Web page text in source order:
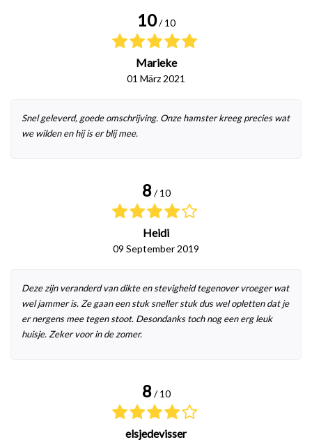
10 / 10
Marieke
01 März 2021
Snel geleverd, goede omschrijving. Onze hamster kreeg precies wat
we wilden en hij is er blij mee.
8 / 10
Heidi
09 September 2019
Deze zijn veranderd van dikte en stevigheid tegenover vroeger wat
wel jammer is. Ze gaan een stuk sneller stuk dus wel opletten dat je
er nergens mee tegen stoot. Desondanks toch nog een erg leuk
huisje. Zeker voor in de zomer.
8 / 10
elsjedevisser